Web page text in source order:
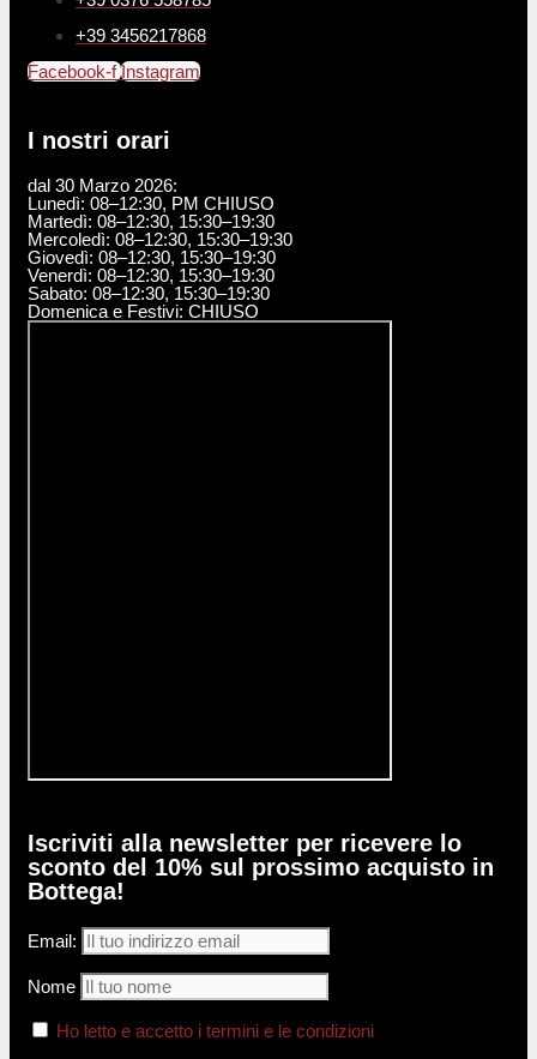
+39 3456217868
Facebook-f Instagram
I nostri orari
dal 30 Marzo 2026:
Lunedì: 08–12:30, PM CHIUSO
Martedì: 08–12:30, 15:30–19:30
Mercoledì: 08–12:30, 15:30–19:30
Giovedì: 08–12:30, 15:30–19:30
Venerdì: 08–12:30, 15:30–19:30
Sabato: 08–12:30, 15:30–19:30
Domenica e Festivi: CHIUSO
Iscriviti alla newsletter per ricevere lo
sconto del 10% sul prossimo acquisto in
Bottega!
Email:
Nome
Ho letto e accetto i termini e le condizioni